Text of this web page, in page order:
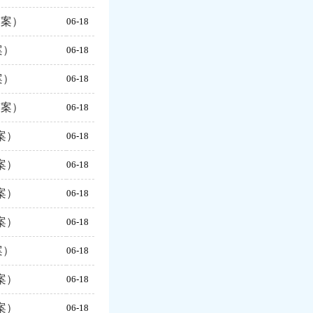
） 06-18
06-18
06-18
） 06-18
06-18
06-18
06-18
06-18
06-18
06-18
06-18